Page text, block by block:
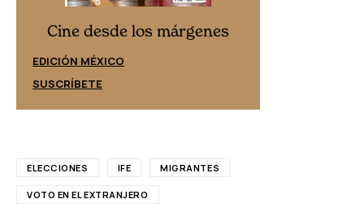
Cine desde los márgenes
EDICIÓN MÉXICO
SUSCRÍBETE
ELECCIONES IFE MIGRANTES
VOTO EN EL EXTRANJERO